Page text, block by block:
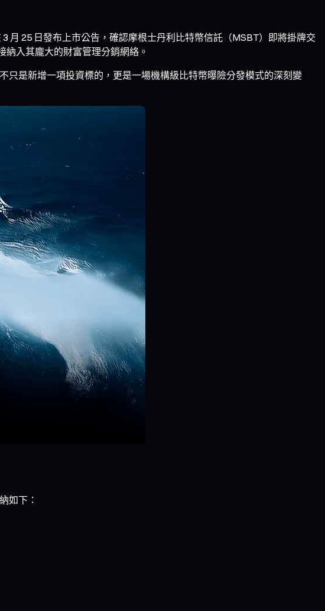
月 25 日發布上市公告，確認摩根士丹利比特幣信託（MSBT）即將掛牌交
入其龐大的財富管理分銷網絡。
只是新增一項投資標的，更是一場機構級比特幣曝險分發模式的深刻變
如下：